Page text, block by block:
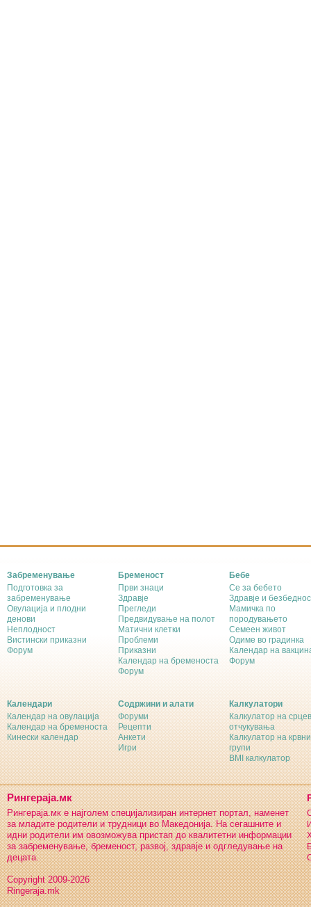
Забременување
Подготовка за
забременување
Овулација и плодни
денови
Неплодност
Вистински приказни
Форум
Бременост
Први знаци
Здравје
Прегледи
Предвидување на полот
Матични клетки
Проблеми
Приказни
Календар на бременоста
Форум
Бебе
Се за бебето
Здравје и
Мамичка по
породувањето
Семеен живот
Одиме во градинка
Календар на
Форум
Календари
Календар на овулација
Календар на бременоста
Кинески календар
Содржини и алати
Форуми
Рецепти
Анкети
Игри
Калкулатори
Калкулатор на
отчукувања
Калкулатор на крвни
групи
BMI калкулатор
Рингераја.мк
Рингераја.мк е најголем специјализиран интернет портал, наменет
за младите родители и трудници во Македонија. На сегашните и
идни родители им овозможува пристап до квалитетни информации
за забременување, бременост, развој, здравје и одгледување на
децата.
Copyright 2009-2026
Ringeraja.mk